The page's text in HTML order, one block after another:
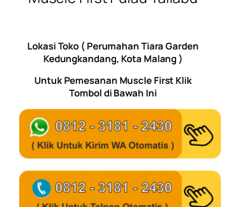
Lokasi Toko ( Perumahan Tiara Garden
Kedungkandang, Kota Malang )
Untuk Pemesanan Muscle First Klik
Tombol di Bawah Ini